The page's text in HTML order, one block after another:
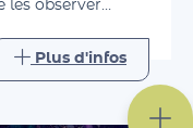
de sa
les observer
avec eux